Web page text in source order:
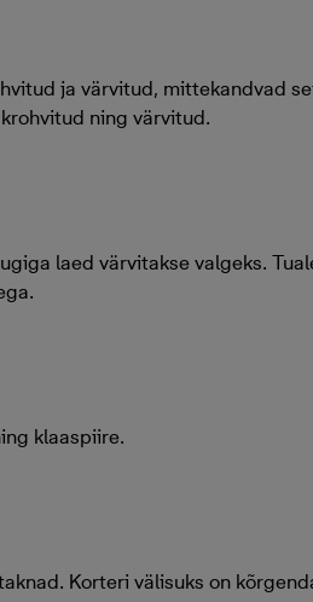
ja värvitud, mittekandvad
ning värvitud.
laed värvitakse valgeks.
klaaspiire.
Korteri välisuks on